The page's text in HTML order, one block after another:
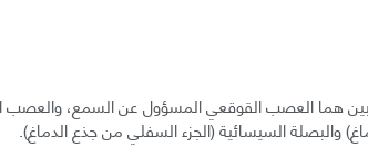
هما العصب القوقعي المسؤول عن السمع، والعصب
والبصلة السيسائية (الجزء السفلي من جذع الدماغ).